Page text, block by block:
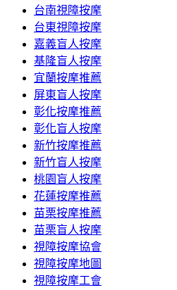
台南視障按摩
台東視障按摩
嘉義盲人按摩
基隆盲人按摩
宜蘭按摩推薦
屏東盲人按摩
彰化按摩推薦
彰化盲人按摩
新竹按摩推薦
新竹盲人按摩
桃園盲人按摩
花蓮按摩推薦
苗栗按摩推薦
苗栗盲人按摩
視障按摩協會
視障按摩地圖
視障按摩工會